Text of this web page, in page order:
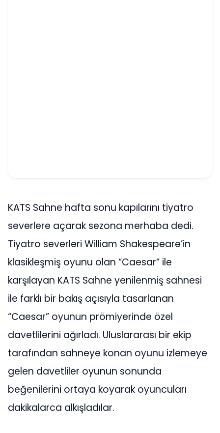
KATS Sahne hafta sonu kapılarını tiyatro
severlere açarak sezona merhaba dedi.
Tiyatro severleri William Shakespeare’in
klasikleşmiş oyunu olan “Caesar” ile
karşılayan KATS Sahne yenilenmiş sahnesi
ile farklı bir bakış açısıyla tasarlanan
“Caesar” oyunun prömiyerinde özel
davetlilerini ağırladı. Uluslararası bir ekip
tarafından sahneye konan oyunu izlemeye
gelen davetliler oyunun sonunda
beğenilerini ortaya koyarak oyuncuları
dakikalarca alkışladılar.